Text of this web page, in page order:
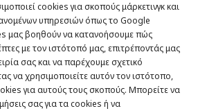
cookies για σκοπούς μάρκετινγκ και
υπηρεσιών όπως το Google
μας βοηθούν να κατανοήσουμε πώς
με τον ιστότοπό μας, επιτρέποντάς μας
σας και να παρέχουμε σχετικό
να χρησιμοποιείτε αυτόν τον ιστότοπο,
για αυτούς τους σκοπούς. Μπορείτε να
σας για τα cookies ή να
σου